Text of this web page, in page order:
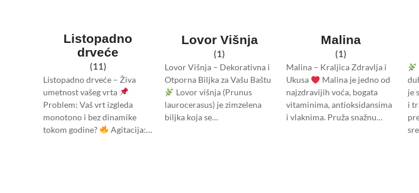
Listopadno
drveće
(11)
Listopadno drveće – Živa
umetnost vašeg vrta
Problem: Vaš vrt izgleda
monotono i bez dinamike
tokom godine?
Agitacija:…
Lovor Višnja
(1)
Lovor Višnja – Dekorativna i
Otporna Biljka za Vašu Baštu
Lovor višnja (Prunus
laurocerasus) je zimzelena
biljka koja se…
Malina
(1)
Malina – Kraljica Zdravlja i
Ukusa
Malina je jedno od
najzdravijih voća, bogata
vitaminima, antioksidansima
i vlaknima. Pruža snažnu…
je
i